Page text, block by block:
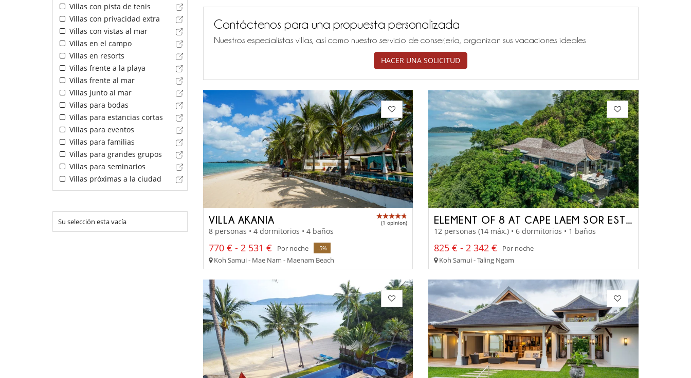
Villas con pista de tenis
Villas con privacidad extra
Villas con vistas al mar
Villas en el campo
Villas en resorts
Villas frente a la playa
Villas frente al mar
Villas junto al mar
Villas para bodas
Villas para estancias cortas
Villas para eventos
Villas para familias
Villas para grandes grupos
Villas para seminarios
Villas próximas a la ciudad
Su selección esta vacía
Contáctenos para una propuesta personalizada
Nuestros especialistas villas, así como nuestro servicio de conserjería, organizan sus vacaciones ideales
HACER UNA SOLICITUD
VILLA AKANIA (1 opinion)
8 personas • 4 dormitorios • 4 baños
770 € - 2 531 € Por noche -5%
Koh Samui - Mae Nam - Maenam Beach
ELEMENT OF 8 AT CAPE LAEM SOR ESTATE
12 personas (14 máx.) • 6 dormitorios • 1 baños
825 € - 2 342 €
Por noche
Koh Samui - Taling Ngam